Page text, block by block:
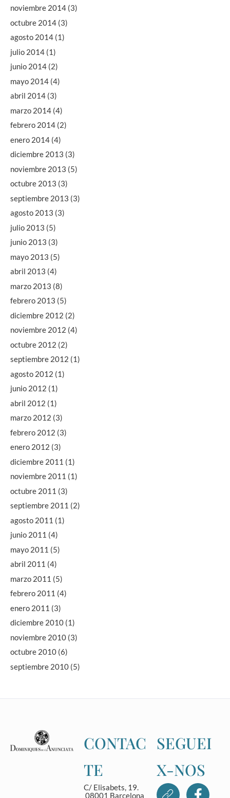
noviembre 2014 (3)
octubre 2014 (3)
agosto 2014 (1)
julio 2014 (1)
junio 2014 (2)
mayo 2014 (4)
abril 2014 (3)
marzo 2014 (4)
febrero 2014 (2)
enero 2014 (4)
diciembre 2013 (3)
noviembre 2013 (5)
octubre 2013 (3)
septiembre 2013 (3)
agosto 2013 (3)
julio 2013 (5)
junio 2013 (3)
mayo 2013 (5)
abril 2013 (4)
marzo 2013 (8)
febrero 2013 (5)
diciembre 2012 (2)
noviembre 2012 (4)
octubre 2012 (2)
septiembre 2012 (1)
agosto 2012 (1)
junio 2012 (1)
abril 2012 (1)
marzo 2012 (3)
febrero 2012 (3)
enero 2012 (3)
diciembre 2011 (1)
noviembre 2011 (1)
octubre 2011 (3)
septiembre 2011 (2)
agosto 2011 (1)
junio 2011 (4)
mayo 2011 (5)
abril 2011 (4)
marzo 2011 (5)
febrero 2011 (4)
enero 2011 (3)
diciembre 2010 (1)
noviembre 2010 (3)
octubre 2010 (6)
septiembre 2010 (5)
CONTAC
TE
C/ Elisabets, 19.
08001 Barcelona
SEGUEI
X-NOS